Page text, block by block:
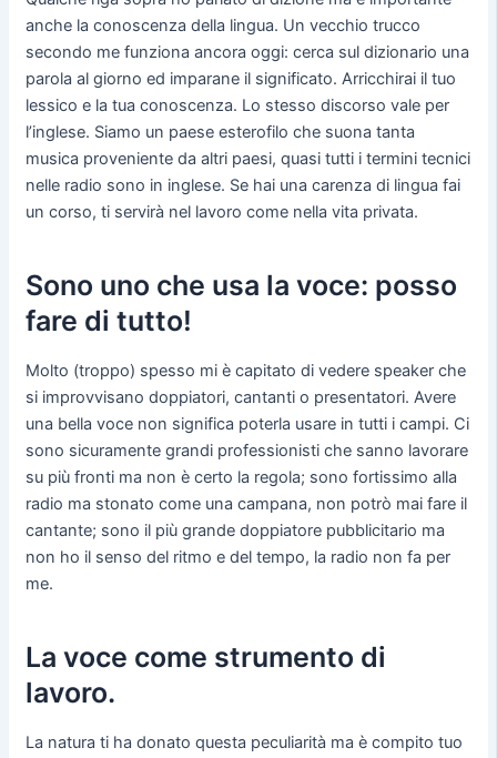
anche la conoscenza della lingua. Un vecchio trucco
secondo me funziona ancora oggi: cerca sul dizionario una
parola al giorno ed imparane il significato. Arricchirai il tuo
lessico e la tua conoscenza. Lo stesso discorso vale per
l’inglese. Siamo un paese esterofilo che suona tanta
musica proveniente da altri paesi, quasi tutti i termini tecnici
nelle radio sono in inglese. Se hai una carenza di lingua fai
un corso, ti servirà nel lavoro come nella vita privata.
Sono uno che usa la voce: posso
fare di tutto!
Molto (troppo) spesso mi è capitato di vedere speaker che
si improvvisano doppiatori, cantanti o presentatori. Avere
una bella voce non significa poterla usare in tutti i campi. Ci
sono sicuramente grandi professionisti che sanno lavorare
su più fronti ma non è certo la regola; sono fortissimo alla
radio ma stonato come una campana, non potrò mai fare il
cantante; sono il più grande doppiatore pubblicitario ma
non ho il senso del ritmo e del tempo, la radio non fa per
me.
La voce come strumento di
lavoro.
La natura ti ha donato questa peculiarità ma è compito tuo